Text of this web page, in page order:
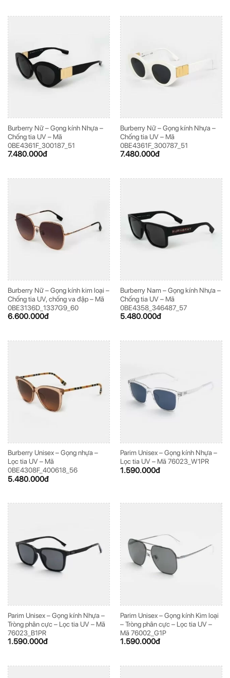
Burberry Nữ – Gọng kính Nhựa –
Chống tia UV – Mã
0BE4361F_300187_51
7.480.000đ
Burberry Nữ – Gọng kính Nhựa –
Chống tia UV – Mã
0BE4361F_300787_51
7.480.000đ
Burberry Nữ – Gọng kính kim loại –
Chống tia UV, chống va đập – Mã
0BE3136D_1337G9_60
6.600.000đ
Burberry Nam – Gọng kính Nhựa –
Chống tia UV – Mã
0BE4358_346487_57
5.480.000đ
Burberry Unisex – Gọng nhựa –
Lọc tia UV – Mã
0BE4308F_400618_56
5.480.000đ
Parim Unisex – Gọng kính Nhựa –
Lọc tia UV – Mã 76023_W1PR
1.590.000đ
Parim Unisex – Gọng kính Nhựa –
Tròng phân cực – Lọc tia UV – Mã
76023_B1PR
1.590.000đ
Parim Unisex – Gọng kính Kim loại
– Tròng phân cực – Lọc tia UV –
Mã 76002_G1P
1.590.000đ